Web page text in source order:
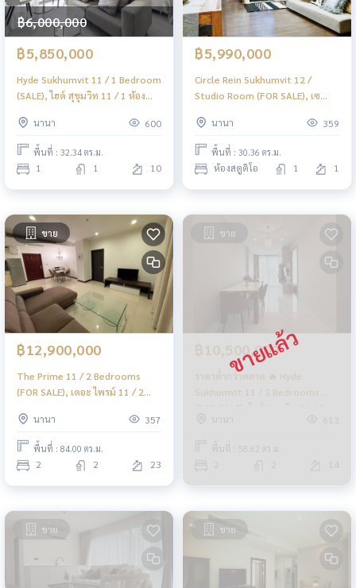
฿6,000,000
฿5,850,000
Hyde Sukhumvit 11 / 1 Bedroom
(SALE), ไฮด์ สุขุมวิท 11 / 1 ห้อง
นานา
600
พื้นที่ : 32.34 ตร.ม.
1 1 10
฿5,990,000
Circle Rein Sukhumvit 12 /
Studio Room (FOR SALE), เซ
(ขาย) F161
นานา 359
พื้นที่ : 30.36 ตร.ม.
ห้องสตูดิโอ 1 1
ขาย
฿12,900,000
The Prime 11 / 2 Bedrooms
(FOR SALE), เดอะ ไพรม์ 11 / 2
นานา
357
พื้นที่ : 84.00 ตร.ม.
2 2 23
ขาย
฿10,500,000
ราคาต่ำกว่าตลาด 🔥 Hyde
Sukhumvit 11 / 2 Bedrooms
(FOR SALE), ไฮด์ สุขุมวิท 11 / 2
ห้องนอน (ขาย) HL1814
นานา 613
พื้นที่ : 58.62 ตร.ม.
2 2 14
ขาย ขาย